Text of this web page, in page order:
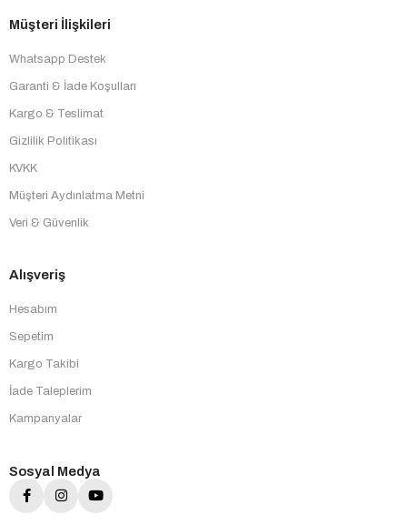
Müşteri İlişkileri
Whatsapp Destek
Garanti & İade Koşulları
Kargo & Teslimat
Gizlilik Politikası
KVKK
Müşteri Aydınlatma Metni
Veri & Güvenlik
Alışveriş
Hesabım
Sepetim
Kargo Takibi
İade Taleplerim
Kampanyalar
Sosyal Medya